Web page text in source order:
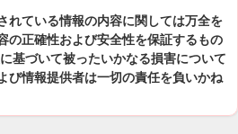
れている情報の内容に関しては万全を
の正確性および安全性を保証するもの
基づいて被ったいかなる損害について
び情報提供者は一切の責任を負いかね